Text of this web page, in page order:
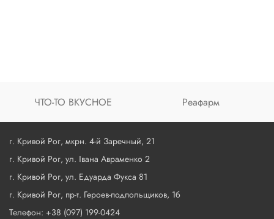
ЧТО-ТО ВКУСНОЕ Реафарм
г. Кривой Рог, мкрн. 4-й Заречный, 21
г. Кривой Рог, ул. Івана Авраменко 2
г. Кривой Рог, ул. Едуарда Фукса 81
г. Кривой Рог, пр-т. Героев-подпольщиков, 1б
Телефон: +38 (097) 199-0424